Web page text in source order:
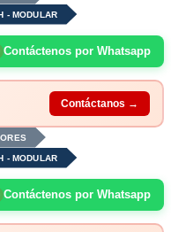
- MODULAR
Contáctenos por Whatsapp
Contáctanos →
- MODULAR
Contáctenos por Whatsapp